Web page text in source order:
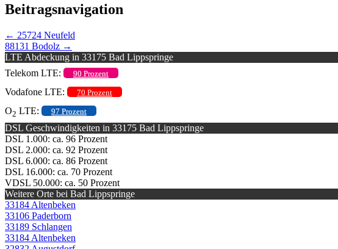
Beitragsnavigation
← 25724 Neufeld
88131 Bodolz →
LTE Abdeckung in 33175 Bad Lippspringe
Telekom LTE:
90 Prozent
Vodafone LTE: 70 Prozent
O2 LTE: 97 Prozent
DSL Geschwindigkeiten in 33175 Bad Lippspringe
DSL 1.000: ca. 96 Prozent
DSL 2.000: ca. 92 Prozent
DSL 6.000: ca. 86 Prozent
DSL 16.000: ca. 70 Prozent
VDSL 50.000: ca. 50 Prozent
Weitere Orte bei Bad Lippspringe
33184 Altenbeken
33106 Paderborn
33189 Schlangen
33184 Altenbeken